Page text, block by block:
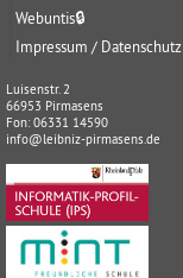
Webuntis🔒
Impressum / Datenschutz
Luisenstr. 2
66953 Pirmasens
Fon: 06331 14590
info@leibniz-pirmasens.de